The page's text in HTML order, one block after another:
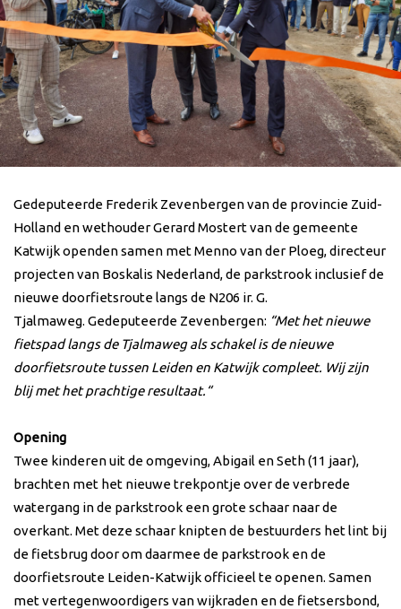
Gedeputeerde Frederik Zevenbergen van de provincie Zuid-
Holland en wethouder Gerard Mostert van de gemeente
Katwijk openden samen met Menno van der Ploeg, directeur
projecten van Boskalis Nederland, de parkstrook inclusief de
nieuwe doorfietsroute langs de N206 ir. G.
Tjalmaweg. Gedeputeerde Zevenbergen: “Met het nieuwe
fietspad langs de Tjalmaweg als schakel is de nieuwe
doorfietsroute tussen Leiden en Katwijk compleet. Wij zijn
blij met het prachtige resultaat.“
Opening
Twee kinderen uit de omgeving, Abigail en Seth (11 jaar),
brachten met het nieuwe trekpontje over de verbrede
watergang in de parkstrook een grote schaar naar de
overkant. Met deze schaar knipten de bestuurders het lint bij
de fietsbrug door om daarmee de parkstrook en de
doorfietsroute Leiden-Katwijk officieel te openen. Samen
met vertegenwoordigers van wijkraden en de fietsersbond,